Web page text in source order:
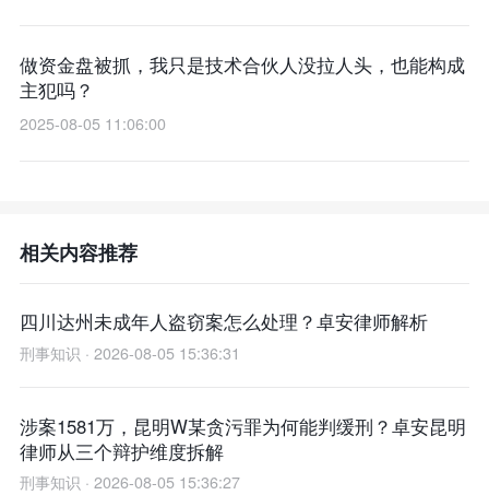
做资金盘被抓，我只是技术合伙人没拉人头，也能构成
主犯吗？
2025-08-05 11:06:00
相关内容推荐
四川达州未成年人盗窃案怎么处理？卓安律师解析
刑事知识 · 2026-08-05 15:36:31
涉案1581万，昆明W某贪污罪为何能判缓刑？卓安昆明
律师从三个辩护维度拆解
刑事知识 · 2026-08-05 15:36:27